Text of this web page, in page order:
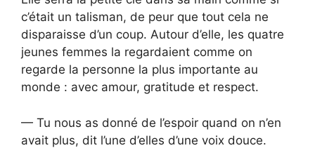
c’était un talisman, de peur que tout cela ne
disparaisse d’un coup. Autour d’elle, les quatre
jeunes femmes la regardaient comme on
regarde la personne la plus importante au
monde : avec amour, gratitude et respect.
— Tu nous as donné de l’espoir quand on n’en
avait plus, dit l’une d’elles d’une voix douce.